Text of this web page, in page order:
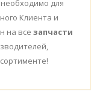
для
Клиента и
на все запчасти